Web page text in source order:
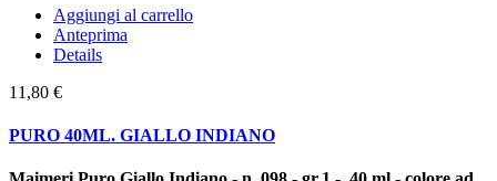
Aggiungi al carrello
Anteprima
Details
11,80 €
PURO 40ML. GIALLO INDIANO